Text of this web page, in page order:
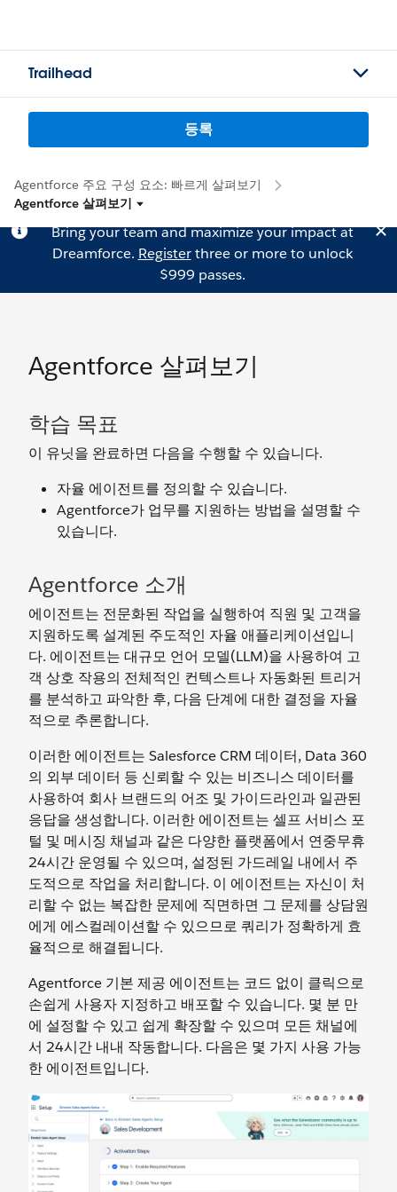
Trailhead
등록
Agentforce 주요 구성 요소: 빠르게 살펴보기
Agentforce 살펴보기
Bring your team and maximize your impact at
Dreamforce. Registerthree or more to unlock
$999 passes.
Agentforce 살펴보기
학습 목표
이 유닛을 완료하면 다음을 수행할 수 있습니다.
자율 에이전트를 정의할 수 있습니다.
Agentforce가 업무를 지원하는 방법을 설명할 수
있습니다.
Agentforce 소개
에이전트는 전문화된 작업을 실행하여 직원 및 고객을
지원하도록 설계된 주도적인 자율 애플리케이션입니
다. 에이전트는 대규모 언어 모델(LLM)을 사용하여 고
객 상호 작용의 전체적인 컨텍스트나 자동화된 트리거
를 분석하고 파악한 후, 다음 단계에 대한 결정을 자율
적으로 추론합니다.
이러한 에이전트는 Salesforce CRM 데이터, Data 360
의 외부 데이터 등 신뢰할 수 있는 비즈니스 데이터를
사용하여 회사 브랜드의 어조 및 가이드라인과 일관된
응답을 생성합니다. 이러한 에이전트는 셀프 서비스 포
털 및 메시징 채널과 같은 다양한 플랫폼에서 연중무휴
24시간 운영될 수 있으며, 설정된 가드레일 내에서 주
도적으로 작업을 처리합니다. 이 에이전트는 자신이 처
리할 수 없는 복잡한 문제에 직면하면 그 문제를 상담원
에게 에스컬레이션할 수 있으므로 쿼리가 정확하게 효
율적으로 해결됩니다.
Agentforce 기본 제공 에이전트는 코드 없이 클릭으로
손쉽게 사용자 지정하고 배포할 수 있습니다. 몇 분 만
에 설정할 수 있고 쉽게 확장할 수 있으며 모든 채널에
서 24시간 내내 작동합니다. 다음은 몇 가지 사용 가능
한 에이전트입니다.